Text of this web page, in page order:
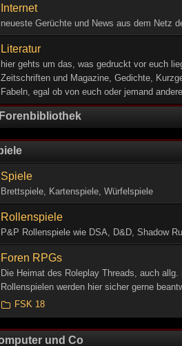
Internet
neueste Gerüchte und News aus dem Netz
Literatur
hier gehts um das, was gedruckt vor euch
Zeitschriften und Magazine, Gedichte,
Fabeln, egal ob von euch oder jemand
Forenbibliothek
Spiele
Brettspiele, Kartenspiele, Würfelspiele
Rollenspiele
P&P Rollenspiele wie DSA, D&D, Shadow
Foren RPGs
Die Heimat des Roleplay Threads, auch allg.
Rollenspielen werden hier sicher gerne
FSK 18
und Co